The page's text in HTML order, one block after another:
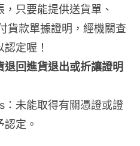
只要能提供送貨單、
證明，經機關查
定喔！
退回進貨退出或折讓證明
得有關憑證或證
定。